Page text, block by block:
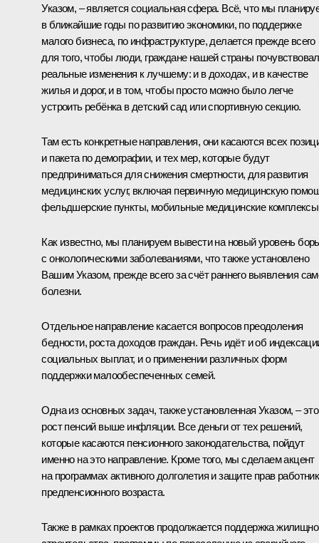
Указом, – является социальная сфера. Всё, что мы
в ближайшие годы по развитию экономики, по поддержке
малого бизнеса, по инфраструктуре, делается прежде всего
для того, чтобы люди, граждане нашей страны
реальные изменения к лучшему: и в доходах, и в качестве
жилья и дорог, и в том, чтобы просто можно было легче
устроить ребёнка в детский сад или спортивную секцию.
Там есть конкретные направления, они касаются всех
и пакета по демографии, и тех мер, которые будут
предприниматься для снижения смертности, для развития
медицинских услуг, включая первичную медицинскую
фельдшерские пункты, мобильные медицинские
Как известно, мы планируем вывести на новый уровень
с онкологическими заболеваниями, что также установлено
Вашим Указом, прежде всего за счёт раннего выявления
болезни.
Отдельное направление касается вопросов преодоления
бедности, роста доходов граждан. Речь идёт и об
социальных выплат, и о применении различных форм
поддержки малообеспеченных семей.
Одна из основных задач, также установленная Указом, – это
рост пенсий выше инфляции. Все деньги от тех решений,
которые касаются пенсионного законодательства, пойдут
именно на это направление. Кроме того, мы сделаем акцент
на программах активного долголетия и защите прав
предпенсионного возраста.
Также в рамках проектов продолжается поддержка